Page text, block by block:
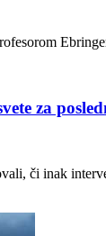
za
či inak